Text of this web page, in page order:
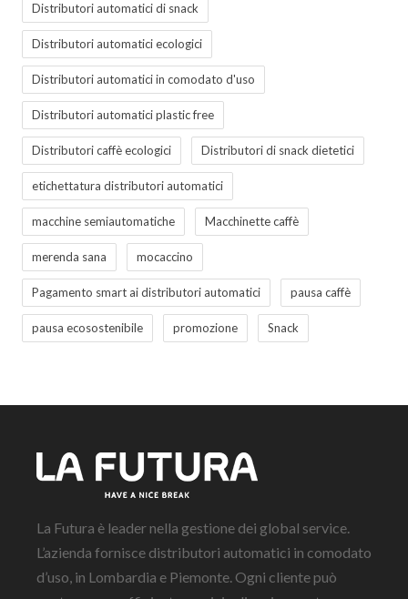
Distributori automatici di snack
Distributori automatici ecologici
Distributori automatici in comodato d'uso
Distributori automatici plastic free
Distributori caffè ecologici Distributori di snack dietetici
etichettatura distributori automatici
macchine semiautomatiche Macchinette caffè
merenda sana mocaccino
Pagamento smart ai distributori automatici pausa caffè
pausa ecosostenibile promozione Snack
La Futura è leader nella gestione dei global service.
L’azienda fornisce distributori automatici in comodato
d’uso, in Lombardia e Piemonte. Ogni cliente può